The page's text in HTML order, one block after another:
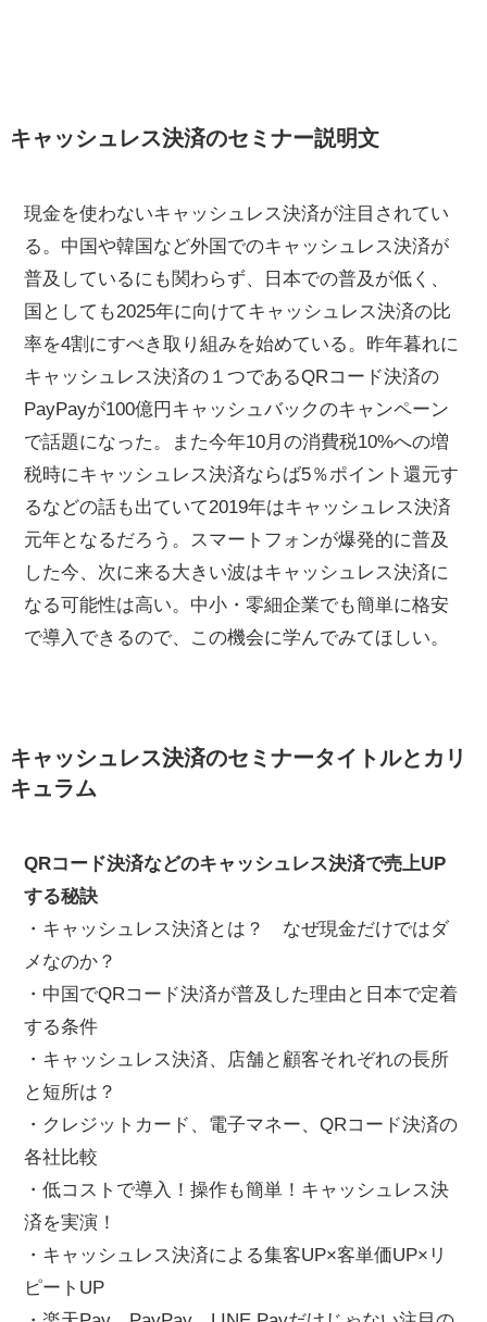
キャッシュレス決済のセミナー説明文
現金を使わないキャッシュレス決済が注目されてい
る。中国や韓国など外国でのキャッシュレス決済が
普及しているにも関わらず、日本での普及が低く、
国としても2025年に向けてキャッシュレス決済の比
率を4割にすべき取り組みを始めている。昨年暮れに
キャッシュレス決済の１つであるQRコード決済の
PayPayが100億円キャッシュバックのキャンペーン
で話題になった。また今年10月の消費税10%への増
税時にキャッシュレス決済ならば5％ポイント還元す
るなどの話も出ていて2019年はキャッシュレス決済
元年となるだろう。スマートフォンが爆発的に普及
した今、次に来る大きい波はキャッシュレス決済に
なる可能性は高い。中小・零細企業でも簡単に格安
で導入できるので、この機会に学んでみてほしい。
キャッシュレス決済のセミナータイトルとカリ
キュラム
QRコード決済などのキャッシュレス決済で売上UP
する秘訣
・キャッシュレス決済とは？ なぜ現金だけではダ
メなのか？
・中国でQRコード決済が普及した理由と日本で定着
する条件
・キャッシュレス決済、店舗と顧客それぞれの長所
と短所は？
・クレジットカード、電子マネー、QRコード決済の
各社比較
・低コストで導入！操作も簡単！キャッシュレス決
済を実演！
・キャッシュレス決済による集客UP×客単価UP×リ
ピートUP